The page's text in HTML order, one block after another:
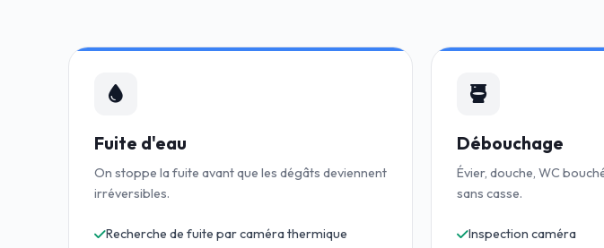
Fuite d'eau
On stoppe la fuite avant que les dégâts deviennent
irréversibles.
Recherche de fuite par caméra thermique
Débouchage
Évier, douche, WC
sans casse.
Inspection caméra